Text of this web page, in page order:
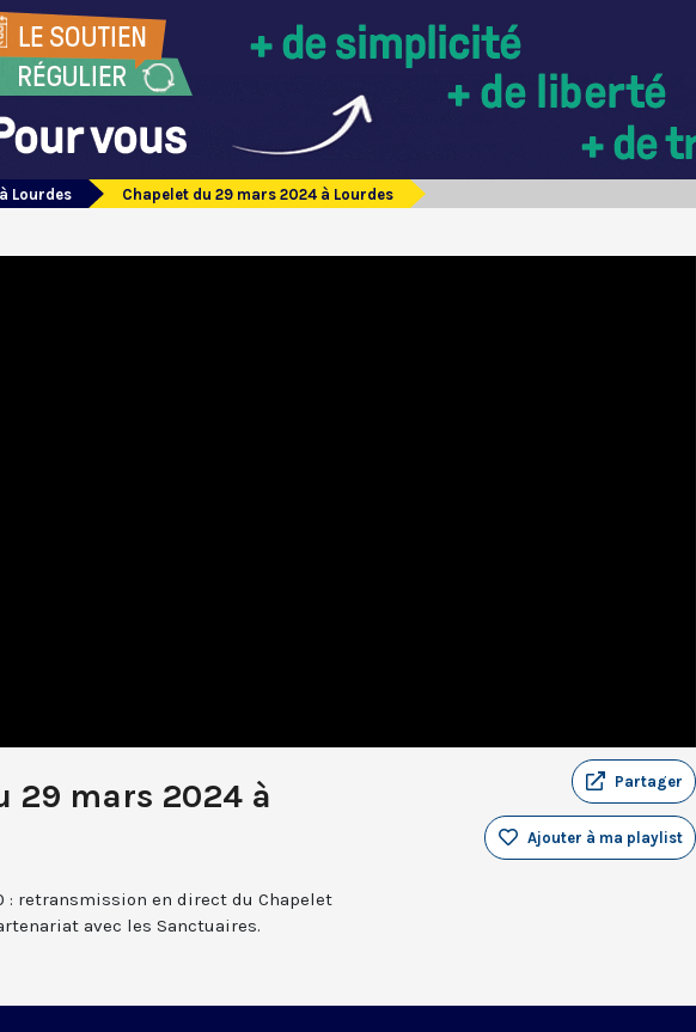
Lourdes Chapelet du 29 mars 2024 à Lourdes
29 mars 2024 à
Partager
Ajouter à ma playlist
: retransmission en direct du Chapelet
avec les Sanctuaires.